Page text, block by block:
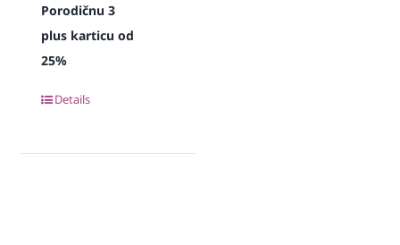
Porodičnu 3
plus karticu od
25%
Details